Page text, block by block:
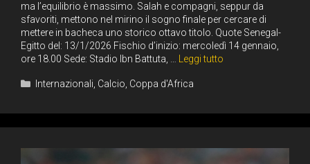
ma l’equilibrio è massimo. Salah e compagni, seppur da
sfavoriti, mettono nel mirino il sogno finale per cercare di
mettere in bacheca uno storico ottavo titolo. Quote Senegal-
Egitto del: 13/1/2026 Fischio d’inizio: mercoledì 14 gennaio,
ore 18.00 Sede: Stadio Ibn Battuta, …
Leggi tutto
Categorie
Internazionali Calcio Coppa d'Africa